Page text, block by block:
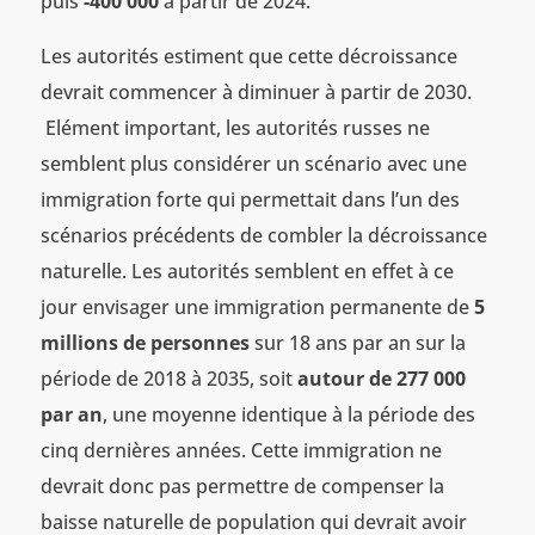
Les autorités estiment que cette décroissance
devrait commencer à diminuer à partir de 2030.
Elément important, les autorités russes ne
semblent plus considérer un scénario avec une
immigration forte qui permettait dans l’un des
scénarios précédents de combler la décroissance
naturelle. Les autorités semblent en effet à ce
jour envisager une immigration permanente de5
millions de personnessur 18 ans par an sur la
période de 2018 à 2035, soitautour de 277 000
par an, une moyenne identique à la période des
cinq dernières années. Cette immigration ne
devrait donc pas permettre de compenser la
baisse naturelle de population qui devrait avoir